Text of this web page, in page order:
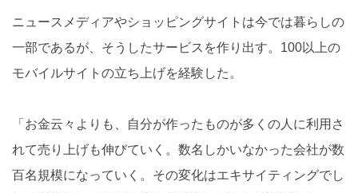
ニュースメディアやショッピングサイトは今では暮らしの
一部であるが、そうしたサービスを作り出す。100以上の
モバイルサイトの立ち上げを経験した。
「お金云々よりも、自分が作ったものが多くの人に利用さ
れて売り上げも伸びていく。数名しかいなかった会社が数
百名規模になっていく。その変化はエキサイティングでし